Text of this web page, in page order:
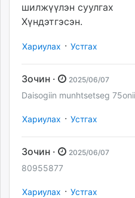
шилжүүлэн суулгах
Хүндэтгэсэн.
Хариулах · Устгах
Зочин · 2025/06/07
Daisogiin munhtsetseg
Хариулах · Устгах
Зочин · 2025/06/07
80955877
Хариулах · Устгах